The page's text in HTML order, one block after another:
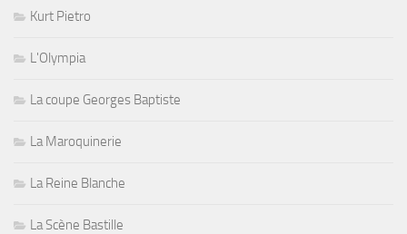
Kurt Pietro
L'Olympia
La coupe Georges Baptiste
La Maroquinerie
La Reine Blanche
La Scène Bastille